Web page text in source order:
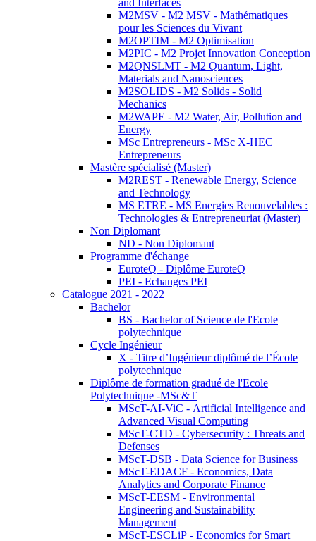
and Interfaces
M2MSV - M2 MSV - Mathématiques
pour les Sciences du Vivant
M2OPTIM - M2 Optimisation
M2PIC - M2 Projet Innovation Conception
M2QNSLMT - M2 Quantum, Light,
Materials and Nanosciences
M2SOLIDS - M2 Solids - Solid
Mechanics
M2WAPE - M2 Water, Air, Pollution and
Energy
MSc Entrepreneurs - MSc X-HEC
Entrepreneurs
Mastère spécialisé (Master)
M2REST - Renewable Energy, Science
and Technology
MS ETRE - MS Energies Renouvelables :
Technologies & Entrepreneuriat (Master)
Non Diplomant
ND - Non Diplomant
Programme d'échange
EuroteQ - Diplôme EuroteQ
PEI - Echanges PEI
Catalogue 2021 - 2022
Bachelor
BS - Bachelor of Science de l'Ecole
polytechnique
Cycle Ingénieur
X - Titre d’Ingénieur diplômé de l’École
polytechnique
Diplôme de formation gradué de l'Ecole
Polytechnique -MSc&T
MScT-AI-ViC - Artificial Intelligence and
Advanced Visual Computing
MScT-CTD - Cybersecurity : Threats and
Defenses
MScT-DSB - Data Science for Business
MScT-EDACF - Economics, Data
Analytics and Corporate Finance
MScT-EESM - Environmental
Engineering and Sustainability
Management
MScT-ESCLiP - Economics for Smart